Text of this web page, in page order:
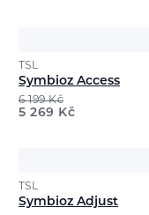
TSL
Symbioz Access
6 199Kč
5 269 Kč
TSL
Symbioz Adjust